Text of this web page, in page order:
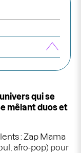
qui se
mêlant duos et
: Zap Mama
afro-pop) pour